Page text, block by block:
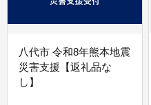
八代市 令和8年熊本地震
災害支援【返礼品な
し】